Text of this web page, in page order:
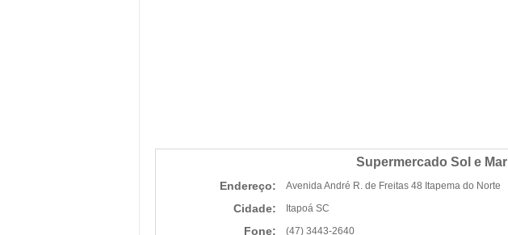
Supermercado Sol e Mar
Endereço: Avenida André R. de Freitas 48 Itapema do Norte
Cidade: Itapoá SC
Fone: (47) 3443-2640